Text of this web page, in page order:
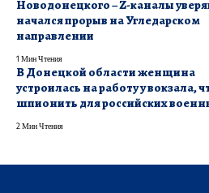
Новодонецкого – Z-каналы
начался прорыв на Угледарском
направлении
1 Мин Чтения
В Донецкой области женщина
устроилась на работу у вокзала,
шпионить для российских
2 Мин Чтения